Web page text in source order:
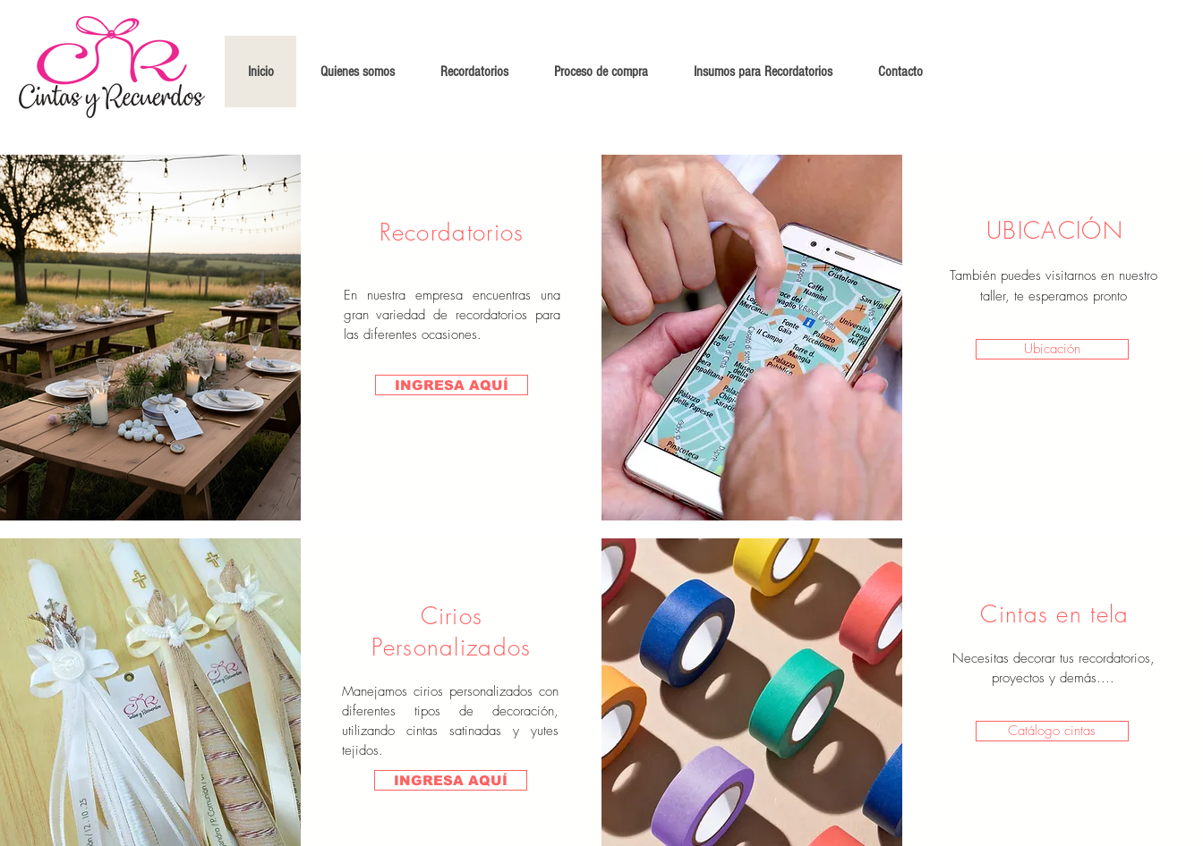
Inicio Quienes somos Recordatorios Proceso de compra Insumos para Recordatorios Contacto
Recordatorios
En nuestra empresa encuentras una
gran variedad de recordatorios para
las diferentes ocasiones.
INGRESA AQUÍ
UBICACIÓN
Tambiénpuedes visitarnos en nuestro
taller, te esperamos pronto
Ubicación
Cirios
Personalizados
Manejamos cirios personalizados con
diferentes tipos de decoración,
utilizando cintas satinadas y yutes
tejidos.
INGRESA AQUÍ
Cintas en tela
Necesitas decorar tus recordatorios,
proyectos y demás....
Catálogo cintas